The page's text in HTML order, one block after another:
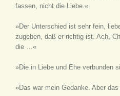
fassen, nicht die Liebe.«
»Der Unterschied ist sehr fein,
zugeben, daß er richtig ist. Ach,
die …«
»Die in Liebe und Ehe verbunden
»Das war mein Gedanke. Aber